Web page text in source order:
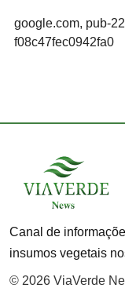
google.com, pub-
f08c47fec0942fa0
Canal de
insumos vegetais
© 2026 ViaVerde